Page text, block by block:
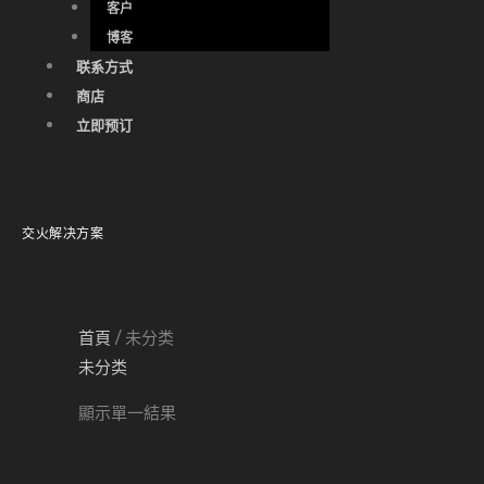
客户
博客
联系方式
商店
立即预订
交火解决方案
首頁 / 未分类
未分类
顯示單一結果